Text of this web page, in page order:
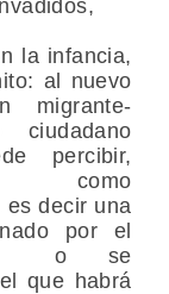
la infancia,
al nuevo
migrante-
ciudadano
percibir,
como
decir una
por el
o se
que habrá